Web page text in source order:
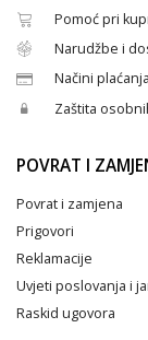
Pomoć pri
Narudžbe i
Načini plaćanja
Zaštita
POVRAT I
Povrat i zamjena
Prigovori
Reklamacije
Uvjeti poslovanja i
Raskid ugovora